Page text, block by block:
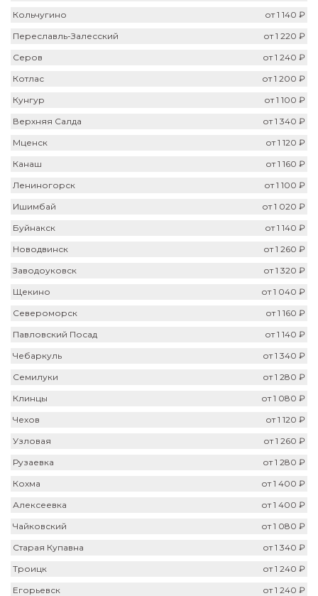
Кольчугино
от 1 140 ₽
Переславль-Залесский
от 1 220 ₽
Серов
от 1 240 ₽
Котлас
от 1 200 ₽
Кунгур
от 1 100 ₽
Верхняя Салда
от 1 340 ₽
Мценск
от 1 120 ₽
Канаш
от 1 160 ₽
Лениногорск
от 1 100 ₽
Ишимбай
от 1 020 ₽
Буйнакск
от 1 140 ₽
Новодвинск
от 1 260 ₽
Заводоуковск
от 1 320 ₽
Щекино
от 1 040 ₽
Североморск
от 1 160 ₽
Павловский Посад
от 1 140 ₽
Чебаркуль
от 1 340 ₽
Семилуки
от 1 280 ₽
Клинцы
от 1 080 ₽
Чехов
от 1 120 ₽
Узловая
от 1 260 ₽
Рузаевка
от 1 280 ₽
Кохма
от 1 400 ₽
Алексеевка
от 1 400 ₽
Чайковский
от 1 080 ₽
Старая Купавна
от 1 340 ₽
Троицк
от 1 240 ₽
Егорьевск
от 1 240 ₽